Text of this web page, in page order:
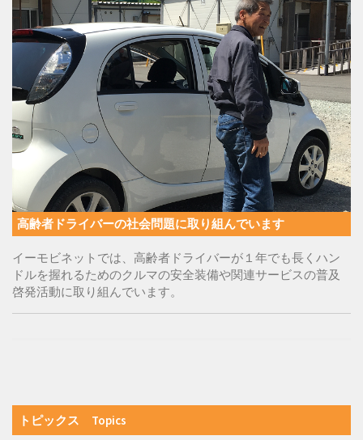
高齢者ドライバーの社会問題に取り組んでいます
イーモビネットでは、高齢者ドライバーが１年でも長くハン
ドルを握れるためのクルマの安全装備や関連サービスの普及
啓発活動に取り組んでいます。
トピックス Topics